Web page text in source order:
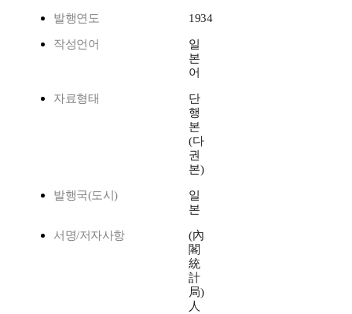
발행연도 1934
작성언어
일
본
어
자료형태
단
행
본
(다
권
본)
발행국(도시)
일
본
서명/저자사항
(內
閣
統
計
局)
人